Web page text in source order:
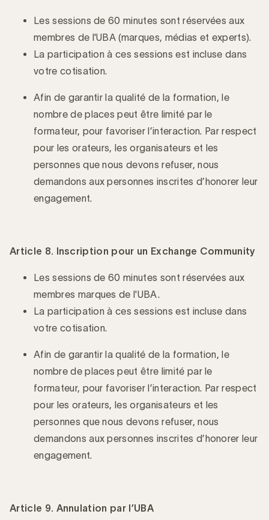
Les sessions de 60 minutes sont réservées aux
membres de l'UBA (marques, médias et experts).
La participation à ces sessions est incluse dans
votre cotisation.
Afin de garantir la qualité de la formation, le
nombre de places peut être limité par le
formateur, pour favoriser l’interaction. Par respect
pour les orateurs, les organisateurs et les
personnes que nous devons refuser, nous
demandons aux personnes inscrites d’honorer leur
engagement.
Article 8. Inscription pour un Exchange Community
Les sessions de 60 minutes sont réservées aux
membres marques de l'UBA.
La participation à ces sessions est incluse dans
votre cotisation.
Afin de garantir la qualité de la formation, le
nombre de places peut être limité par le
formateur, pour favoriser l’interaction. Par respect
pour les orateurs, les organisateurs et les
personnes que nous devons refuser, nous
demandons aux personnes inscrites d’honorer leur
engagement.
Article 9. Annulation par l’UBA